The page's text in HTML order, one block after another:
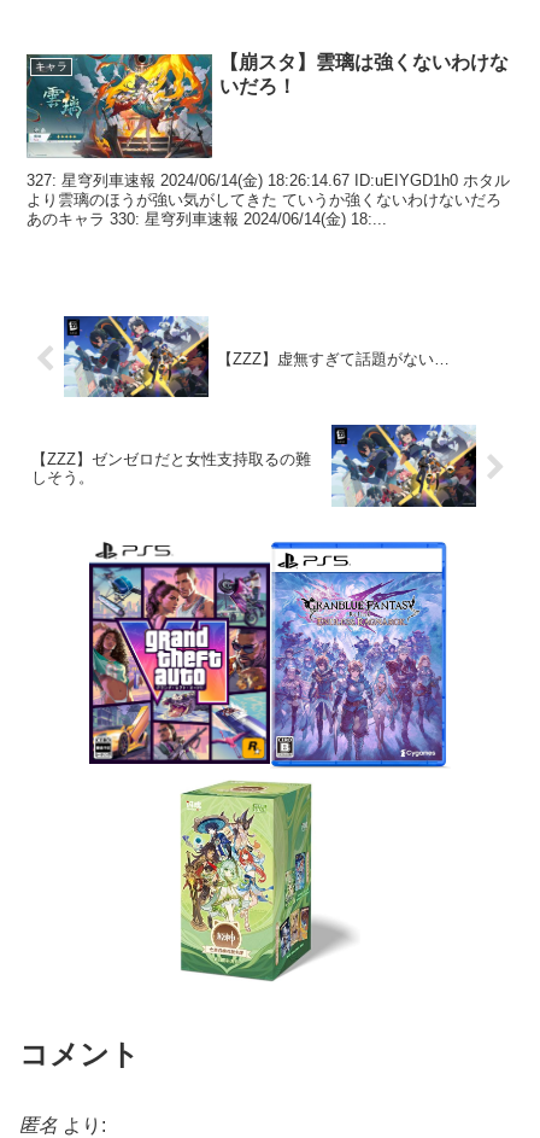
キャラ
【崩スタ】雲璃は強くないわけな
いだろ！
327: 星穹列車速報 2024/06/14(金) 18:26:14.67 ID:uEIYGD1h0 ホタル
より雲璃のほうが強い気がしてきた ていうか強くないわけないだろ
あのキャラ 330: 星穹列車速報 2024/06/14(金) 18:...
【ZZZ】虚無すぎて話題がない…
【ZZZ】ゼンゼロだと女性支持取るの難
しそう。
コメント
匿名 より: